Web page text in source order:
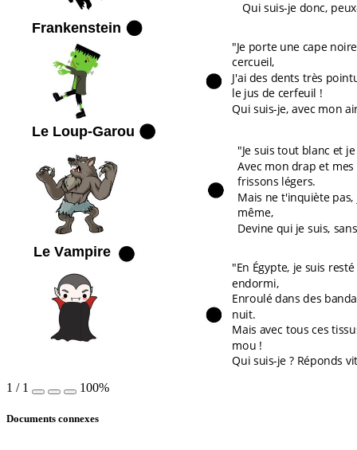
Frankenstein
Le Loup-Garou
Le Vampire
Qui suis-je donc,
"Je porte une cape
cercueil,
J'ai des dents très
le jus de cerfeuil !
Qui suis-je, avec mon
"Je suis tout blanc et
Avec mon drap et
frissons légers.
Mais ne t'inquiète
même,
Devine qui je suis,
"En Égypte, je suis
endormi,
Enroulé dans des
nuit.
Mais avec tous ces
mou !
Qui suis-je ? Réponds
1 / 1 100%
Documents connexes